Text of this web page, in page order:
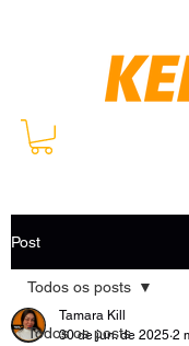
Post
Todos os posts
Todos os posts
Tamara Kill
30 de jun. de 2025 2